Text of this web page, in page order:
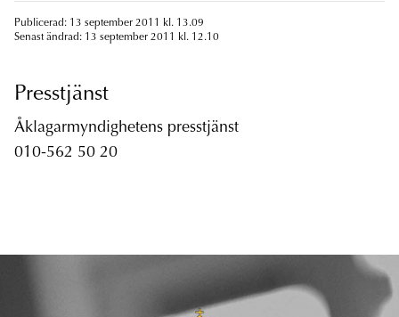
Publicerad: 13 september 2011 kl. 13.09
Senast ändrad: 13 september 2011 kl. 12.10
Presstjänst
Åklagarmyndighetens presstjänst
010-562 50 20